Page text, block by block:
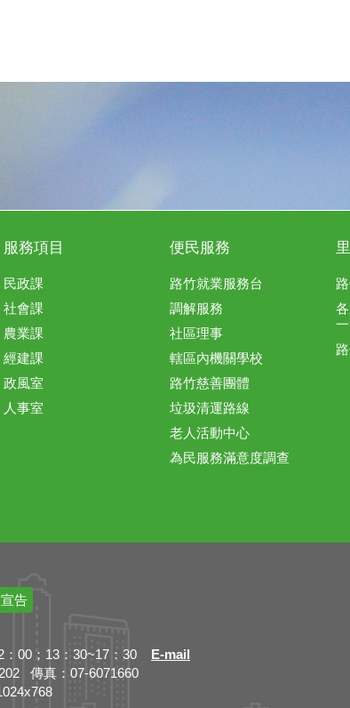
服務項目
民政課
社會課
農業課
經建課
政風室
人事室
便民服務
路竹就業服務台
調解服務
社區理事
轄區內機關學校
路竹慈善團體
垃圾清運路線
老人活動中心
為民服務滿意度調查
告
：00；13：30~17：30 E-mail
傳真：07-6071660